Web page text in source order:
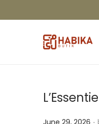
P
June 29, 2026 .